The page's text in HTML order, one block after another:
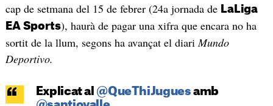
cap de setmana del 15 de febrer (24a jornada de LaLiga
EA Sports), haurà de pagar una xifra que encara no ha
sortit de la llum, segons ha avançat el diariMundo
Deportivo.
Explicat al @QueThiJugues amb